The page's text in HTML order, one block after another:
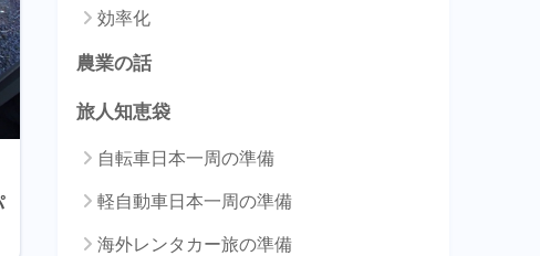
効率化
農業の話
旅人知恵袋
自転車日本一周の準備
軽自動車日本一周の準備
海外レンタカー旅の準備